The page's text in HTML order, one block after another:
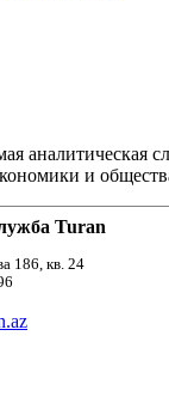
аналитическая
и
Turan
186, кв. 24